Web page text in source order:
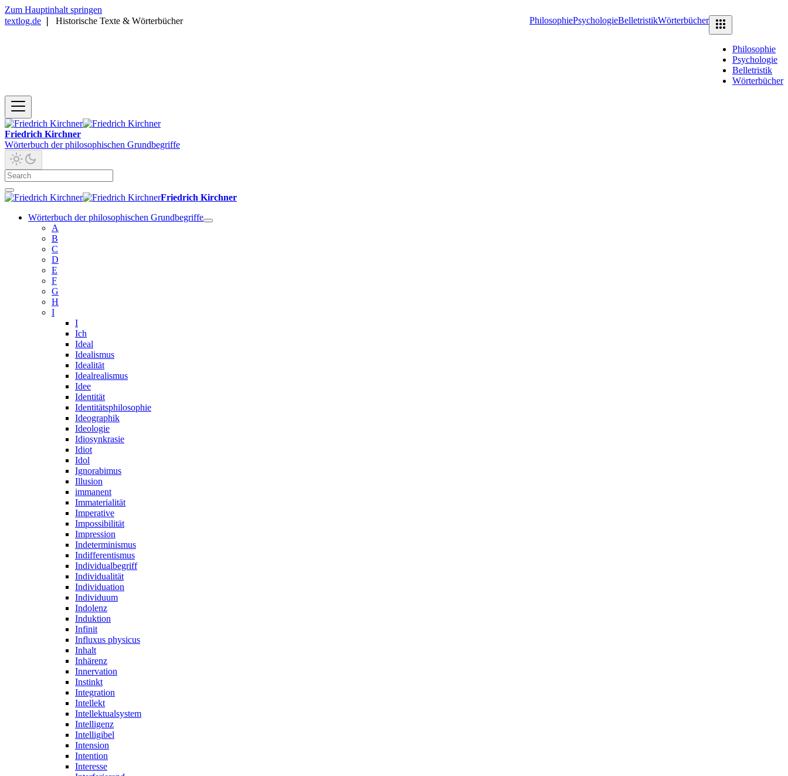
Zum Hauptinhalt springen
textlog.de
Historische Texte & Wörterbücher PhilosophiePsychologieBelletristikWörterbücher
Philosophie
Psychologie
Belletristik
Wörterbücher
Friedrich Kirchner
Wörterbuch der philosophischen Grundbegriffe
Friedrich Kirchner
Wörterbuch der philosophischen Grundbegriffe
A
B
C
D
E
F
G
H
I
I
Ich
Ideal
Idealismus
Idealität
Idealrealismus
Idee
Identität
Identitätsphilosophie
Ideographik
Ideologie
Idiosynkrasie
Idiot
Idol
Ignorabimus
Illusion
immanent
Immaterialität
Imperative
Impossibilität
Impression
Indeterminismus
Indifferentismus
Individualbegriff
Individualität
Individuation
Individuum
Indolenz
Induktion
Infinit
Influxus physicus
Inhalt
Inhärenz
Innervation
Instinkt
Integration
Intellekt
Intellektualsystem
Intelligenz
Intelligibel
Intension
Intention
Interesse